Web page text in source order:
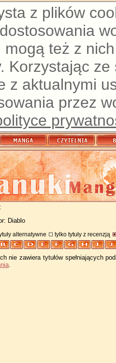
z plików
mogą też z
Korzystając
z aktualnymi
przez
Diablo
alternatywne tylko tytuły z recenzją
nie zawiera tytułów spełniających
.